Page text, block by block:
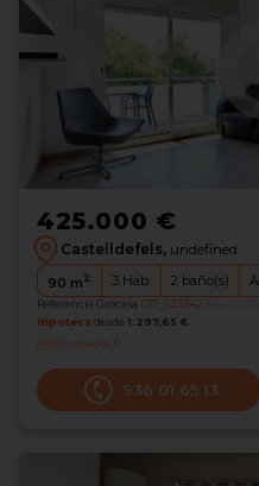
425.000 €
Castelldefels, undefined
90 m2 3 Hab. 2 baño(s)
Referencia Grocasa G17_523342
Hipoteca desde 1.297,65 €
Interesados0
936 01 65 13